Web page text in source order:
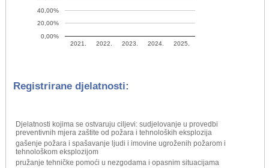
2021. 2022. 2023. 2024. 2025.
0,00%
20,00%
40,00%
Registrirane djelatnosti:
Djelatnosti kojima se ostvaruju ciljevi: sudjelovanje u provedbi
preventivnih mjera zaštite od požara i tehnoloških eksplozija
gašenje požara i spašavanje ljudi i imovine ugroženih požarom i
tehnološkom eksplozijom
pružanje tehničke pomoći u nezgodama i opasnim situacijama